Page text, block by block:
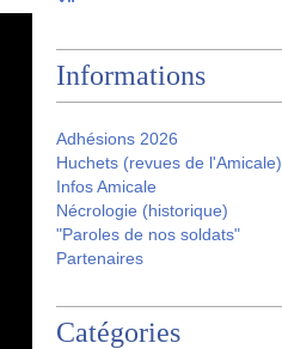
Informations
Adhésions 2026
Huchets (revues de l'Amicale)
Infos Amicale
Nécrologie (historique)
"Paroles de nos soldats"
Partenaires
Catégories